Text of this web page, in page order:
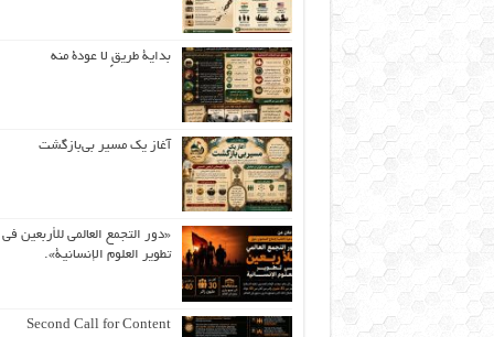
بداية طريقٍ لا عودة منه
آغاز یک مسیر بی‌بازگشت
«دور التجمع العالمي للأربعين في
تطوير العلوم الإنسانية».
Second Call for Content